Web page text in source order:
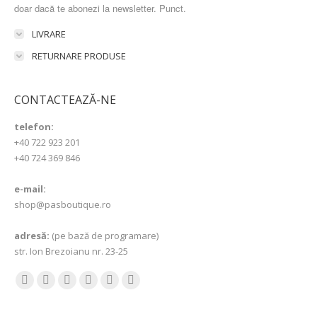
doar dacă te abonezi la newsletter. Punct.
LIVRARE
RETURNARE PRODUSE
CONTACTEAZĂ-NE
telefon:
+40 722 923 201
+40 724 369 846
e-mail:
shop@pasboutique.ro
adresă: (pe bază de programare)
str. Ion Brezoianu nr. 23-25
Find us on: